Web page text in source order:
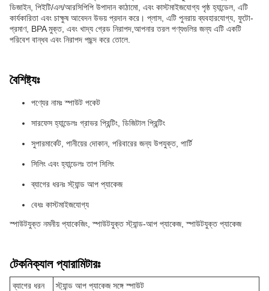
ডিজাইন, পিইটি/এল/আরসিপিপি উপাদান কাঠামো, এবং কাস্টমাইজযোগ্য পৃষ্ঠ হ্যান্ডেল, এটি
কার্যকারিতা এবং চাক্ষুষ আবেদন উভয় প্রদান করে। প্লাস, এটি পুনরায় ব্যবহারযোগ্য, ফুটো-
প্রমাণ, BPA মুক্ত, এবং খাদ্য গ্রেড নিরাপদ,আপনার তরল পণ্যগুলির জন্য এটি একটি
পরিবেশ বান্ধব এবং নিরাপদ পছন্দ করে তোলে.
বৈশিষ্ট্যঃ
পণ্যের নামঃ স্পাউট পকেট
সারফেস হ্যান্ডেলঃ গ্রাভর প্রিন্টিং, ডিজিটাল প্রিন্টিং
সুপারমার্কেট, পানীয়ের দোকান, পরিবারের জন্য উপযুক্ত, পার্টি
সিলিং এবং হ্যান্ডেলঃ তাপ সিলিং
ব্যাগের ধরনঃ স্ট্যান্ড আপ প্যাকেজ
বেধঃ কাস্টমাইজযোগ্য
স্পাউটযুক্ত নমনীয় প্যাকেজিং, স্পাউটযুক্ত স্ট্যান্ড-আপ প্যাকেজ, স্পাউটযুক্ত প্যাকেজ
টেকনিক্যাল প্যারামিটারঃ
ব্যাগের ধরন
স্ট্যান্ড আপ প্যাকেজ সঙ্গে স্পাউট